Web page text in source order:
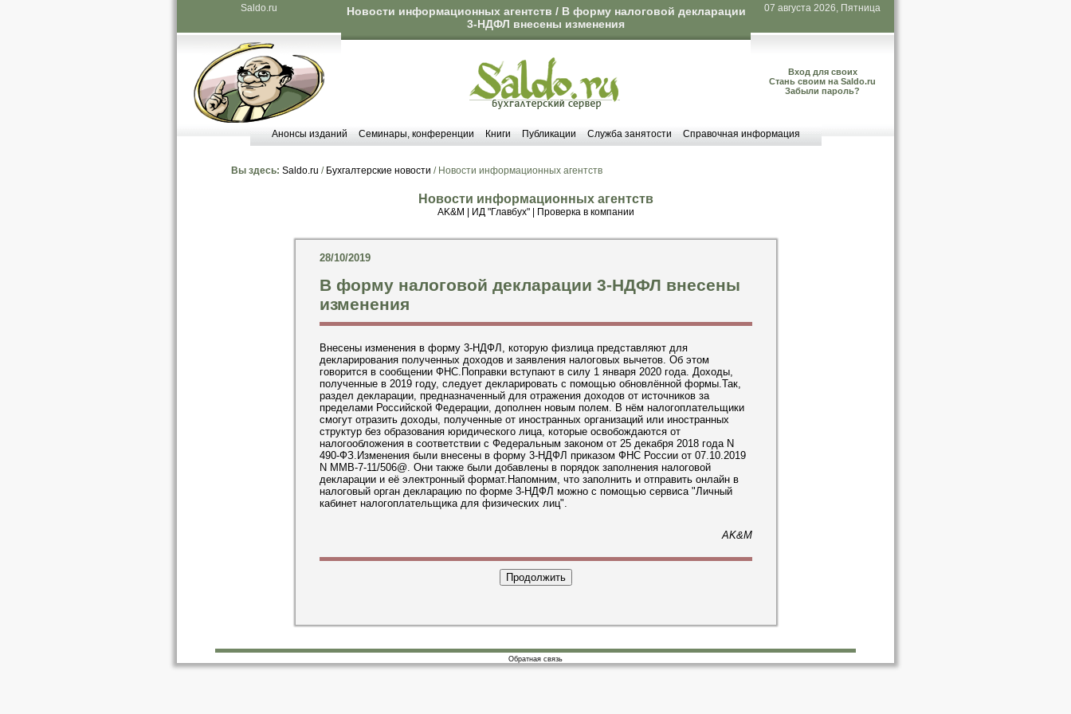
Saldo.ru
Новости информационных агентств / В форму налоговой декларации
3-НДФЛ внесены изменения
07 августа 2026, Пятница
Вход для своих
Стань своим на Saldo.ru
Забыли пароль?
Анонсы изданий Семинары, конференции Книги Публикации Служба занятости Справочная информация
Вы здесь: Saldo.ru / Бухгалтерские новости / Новости информационных агентств
Новости информационных агентств
AK&M ИД "Главбух"| Проверка в компании
28/10/2019
В форму налоговой декларации 3-НДФЛ внесены
изменения
Внесены изменения в форму 3-НДФЛ, которую физлица представляют для
декларирования полученных доходов и заявления налоговых вычетов. Об этом
говорится в сообщении ФНС.Поправки вступают в силу 1 января 2020 года. Доходы,
полученные в 2019 году, следует декларировать с помощью обновлённой формы.Так,
раздел декларации, предназначенный для отражения доходов от источников за
пределами Российской Федерации, дополнен новым полем. В нём налогоплательщики
смогут отразить доходы, полученные от иностранных организаций или иностранных
структур без образования юридического лица, которые освобождаются от
налогообложения в соответствии с Федеральным законом от 25 декабря 2018 года N
490-ФЗ.Изменения были внесены в форму 3-НДФЛ приказом ФНС России от 07.10.2019
N ММВ-7-11/506@. Они также были добавлены в порядок заполнения налоговой
декларации и её электронный формат.Напомним, что заполнить и отправить онлайн в
налоговый орган декларацию по форме 3-НДФЛ можно с помощью сервиса "Личный
кабинет налогоплательщика для физических лиц".
AK&M
Обратная связь